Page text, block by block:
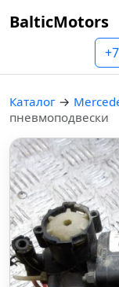
BalticMotors
Каталог →
пневмоподвески